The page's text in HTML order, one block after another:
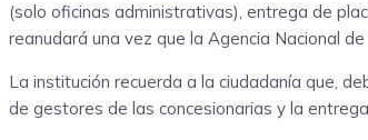
(solo oficinas administrativas), entrega de
reanudará una vez que la Agencia Nacional
La institución recuerda a la ciudadanía que,
de gestores de las concesionarias y la